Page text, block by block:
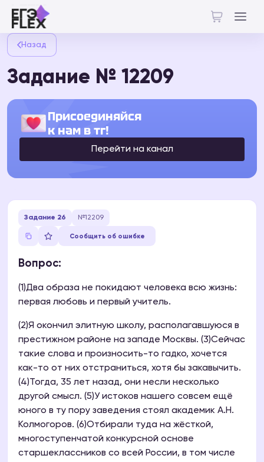
Назад
Задание № 12209
Присоединяйся
к нам в тг!
Перейти на канал
Задание 26 №12209
Сообщить об ошибке
Вопрос:
(1)Два образа не покидают человека всю жизнь:
первая любовь и первый учитель.
(2)Я окончил элитную школу, располагавшуюся в
престижном районе на западе Москвы. (3)Сейчас
такие слова и произносить-то гадко, хочется
как-то от них отстраниться, хотя бы закавычить.
(4)Тогда, 35 лет назад, они несли несколько
другой смысл. (5)У истоков нашего совсем ещё
юного в ту пору заведения стоял академик А.Н.
Колмогоров. (6)Отбирали туда на жёсткой,
многоступенчатой конкурсной основе
старшеклассников со всей России, в том числе